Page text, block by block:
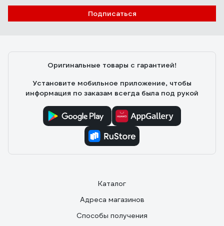
Подписаться
Оригинальные товары с гарантией!
Установите мобильное приложение, чтобы
информация по заказам всегда была под рукой
Каталог
Адреса магазинов
Способы получения